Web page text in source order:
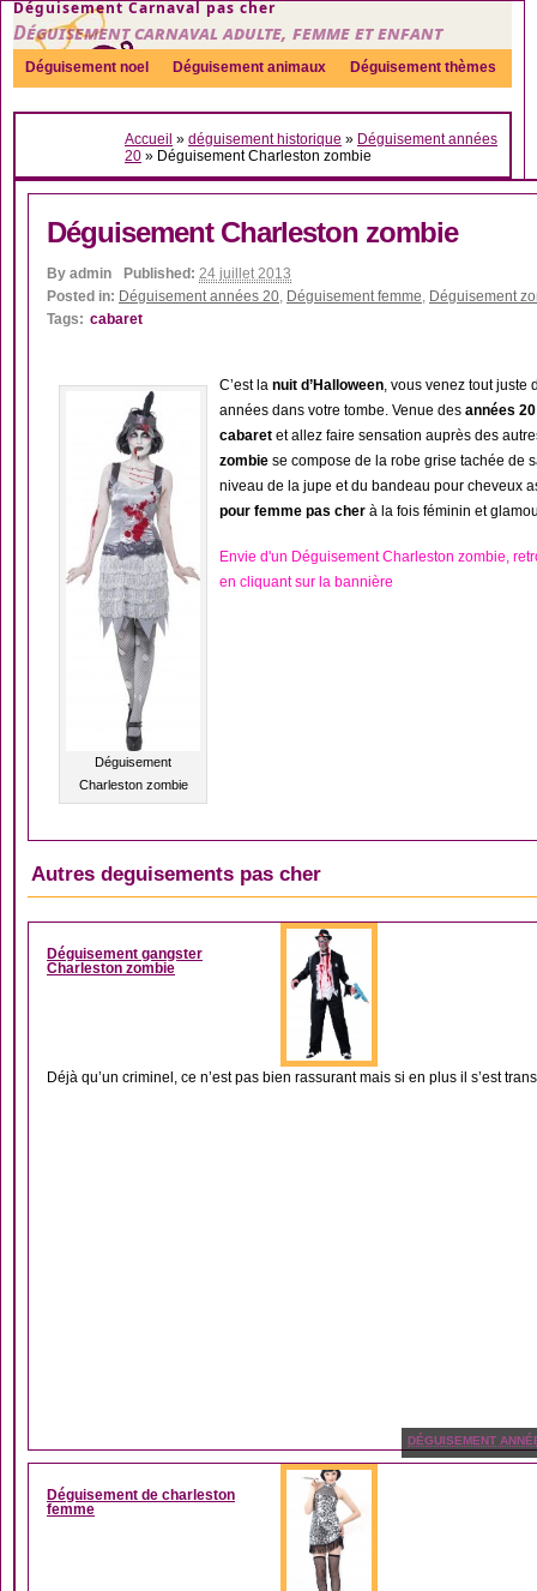
Déguisement Carnaval pas cher
Déguisement carnaval adulte, femme et enfant
Déguisement noel Déguisement animaux Déguisement thèmes
Sexy Déguisement couple Déguisements par genre Idées
Accueil » déguisement historique » Déguisement années
20 » Déguisement Charleston zombie
Déguisement Charleston zombie
By admin Published: 24 juillet 2013
Posted in: Déguisement années 20, Déguisement femme, Déguisement
Tags: cabaret
Déguisement
Charleston zombie
C’est la nuit d’Halloween, vous venez tout juste
années dans votre tombe. Venue des années 20
cabaret et allez faire sensation auprès des
zombie se compose de la robe grise tachée de
niveau de la jupe et du bandeau pour cheveux
pour femme pas cher à la fois féminin et
Envie d'un Déguisement Charleston zombie,
en cliquant sur la bannière
Autres deguisements pas cher
DÉGUISEMENT
Déguisement gangster
Charleston zombie
Déjà qu’un criminel, ce n’est pas bien rassurant mais si en plus il s’est
DÉGUISEMENT
Déguisement de charleston
femme